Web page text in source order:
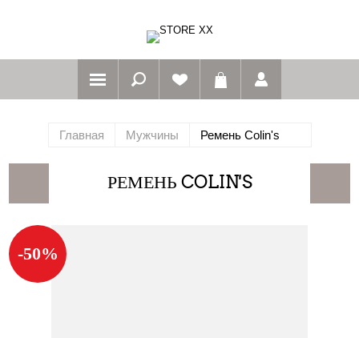
Главная Мужчины Ремень Colin's
РЕМЕНЬ COLIN'S
-50%